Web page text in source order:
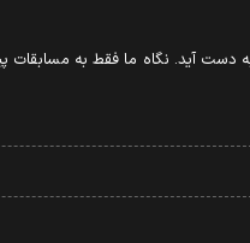
دست آید. نگاه ما فقط به